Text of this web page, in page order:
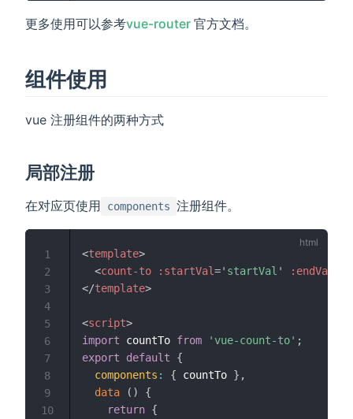
更多使用可以参考vue-router (opens new window)
官方文档。
组件使用
vue 注册组件的两种方式
局部注册
在对应页使用 components 注册组件。
<template>
<count-to :startVal=' startVal ' :endVal
</template>
<script>
import countTo from 'vue-count-to' ;
export
default
{
components : { countTo } ,
data
( )
{
return {
1
2
3
4
5
6
7
8
9
10